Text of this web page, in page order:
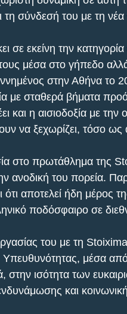
τη σύνδεσή του με τη νέα
σε εκείνη την
μέσα στο γήπεδο
στην Αθήνα το
με σταθερά βήματα
και η αισιοδοξία με την
να ξεχωρίζει, τόσο
στο πρωτάθλημα της
ανοδική του πορεία.
ότι αποτελεί ήδη μέρος
ποδόσφαιρο σε
του με τη
Υπευθυνότητας, μέσα
στην ισότητα των
και